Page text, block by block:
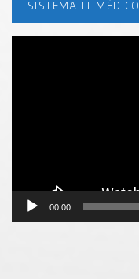
SISTEMA IT MÉDICO
00:00